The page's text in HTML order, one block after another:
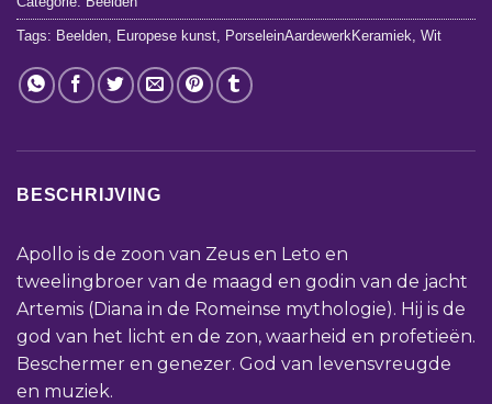
Tags: Beelden Europese kunst PorseleinAardewerkKeramiek Wit
BESCHRIJVING
Apollo is de zoon van Zeus en Leto en
tweelingbroer van de maagd en godin van de jacht
Artemis (Diana in de Romeinse mythologie). Hij is de
god van het licht en de zon, waarheid en profetieën.
Beschermer en genezer. God van levensvreugde
en muziek.